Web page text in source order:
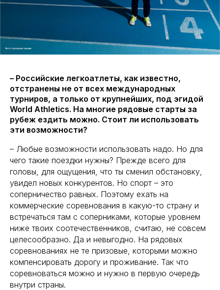
– Российские легкоатлеты, как известно,
отстранены не от всех международных
турниров, а только от крупнейших, под эгидой
World Athletics. На многие рядовые старты за
рубеж ездить можно. Стоит ли использовать
эти возможности?
– Любые возможности использовать надо. Но для
чего такие поездки нужны? Прежде всего для
головы, для ощущения, что ты сменил обстановку,
увидел новых конкурентов. Но спорт – это
соперничество равных. Поэтому ехать на
коммерческие соревнования в какую-то страну и
встречаться там с соперниками, которые уровнем
ниже твоих соотечественников, считаю, не совсем
целесообразно. Да и невыгодно. На рядовых
соревнованиях не те призовые, которыми можно
компенсировать дорогу и проживание. Так что
соревноваться можно и нужно в первую очередь
внутри страны.